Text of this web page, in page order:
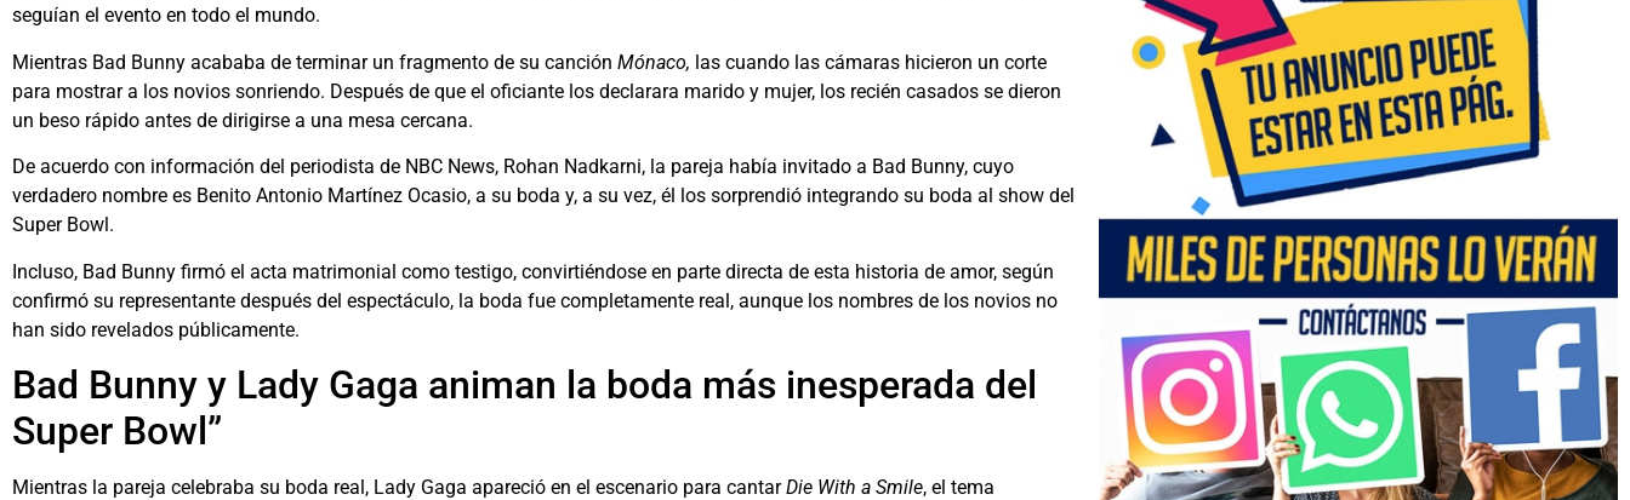
seguían el evento en todo el mundo.
Mientras Bad Bunny acababa de terminar un fragmento de su canción Mónaco, las cuando las cámaras hicieron un corte
para mostrar a los novios sonriendo. Después de que el oficiante los declarara marido y mujer, los recién casados ​​se dieron
un beso rápido antes de dirigirse a una mesa cercana.
De acuerdo con información del periodista de NBC News, Rohan Nadkarni, la pareja había invitado a Bad Bunny, cuyo
verdadero nombre es Benito Antonio Martínez Ocasio, a su boda y, a su vez, él los sorprendió integrando su boda al show del
Super Bowl.
Incluso, Bad Bunny firmó el acta matrimonial como testigo, convirtiéndose en parte directa de esta historia de amor, según
confirmó su representante después del espectáculo, la boda fue completamente real, aunque los nombres de los novios no
han sido revelados públicamente.
Bad Bunny y Lady Gaga animan la boda más inesperada del
Super Bowl”
Mientras la pareja celebraba su boda real, Lady Gaga apareció en el escenario para cantarDie With a Smile, el tema